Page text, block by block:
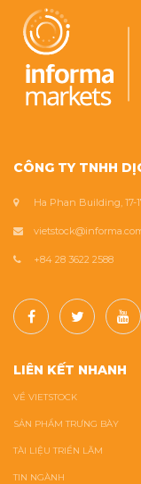
CÔNG TY TNHH
Ha Phan Building, 17-
+84 28 3622 2588
LIÊN KẾT NHANH
VỀ VIETSTOCK
SẢN PHẨM TRƯNG BÀY
TÀI LIỆU TRIỂN LÃM
TIN NGÀNH